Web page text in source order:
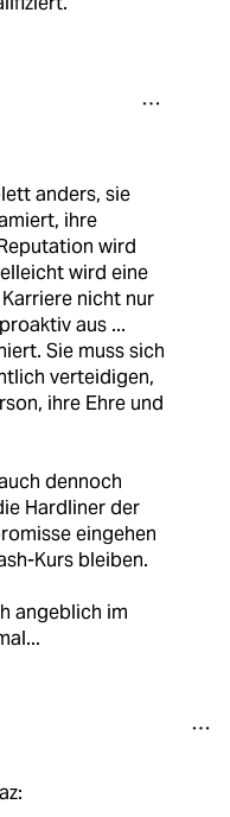
anders, sie
ihre
wird
wird eine
nicht nur
aus ...
Sie muss sich
verteidigen,
ihre Ehre und
dennoch
Hardliner der
eingehen
Kurs bleiben.
angeblich im